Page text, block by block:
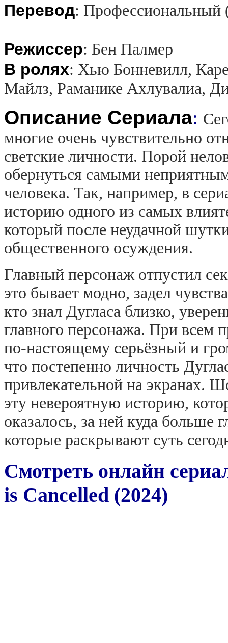
Перевод: Профессиональный
Режиссер: Бен Палмер
В ролях: Хью Бонневилл,
Майлз, Раманике Ахлувалиа,
Описание Сериала:
многие очень чувствительно
светские личности. Порой
обернуться самыми
человека. Так, например, в
историю одного из самых
который после неудачной
общественного осуждения.
Главный персонаж отпустил
это бывает модно, задел
кто знал Дугласа близко,
главного персонажа. При всем
по-настоящему серьёзный и
что постепенно личность
привлекательной на экранах.
эту невероятную историю,
оказалось, за ней куда больше
которые раскрывают суть
Смотреть онлайн
is Cancelled (2024)